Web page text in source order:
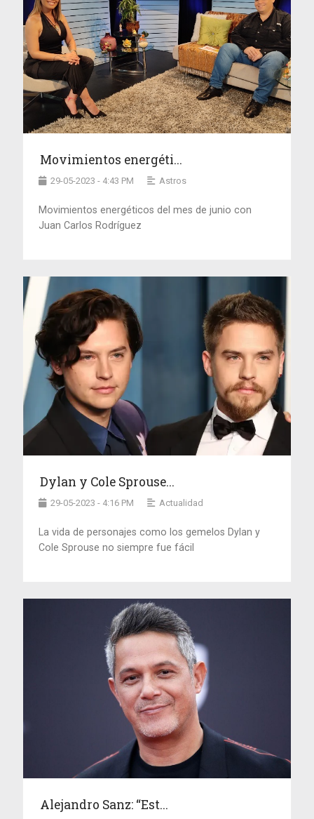
Movimientos energéti...
29-05-2023 - 4:43 PM Astros
Movimientos energéticos del mes de junio con
Juan Carlos Rodríguez
Dylan y Cole Sprouse...
29-05-2023 - 4:16 PM Actualidad
La vida de personajes como los gemelos Dylan y
Cole Sprouse no siempre fue fácil
Alejandro Sanz: “Est...